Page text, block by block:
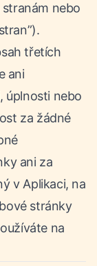
nebo
třetích
ani
úplnosti nebo
za žádné
ani za
v Aplikaci, na
stránky
na